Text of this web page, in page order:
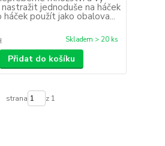
jednoduše na háček
použít jako obalova...
Skladem > 20 ks
Přidat do košíku
strana z 1